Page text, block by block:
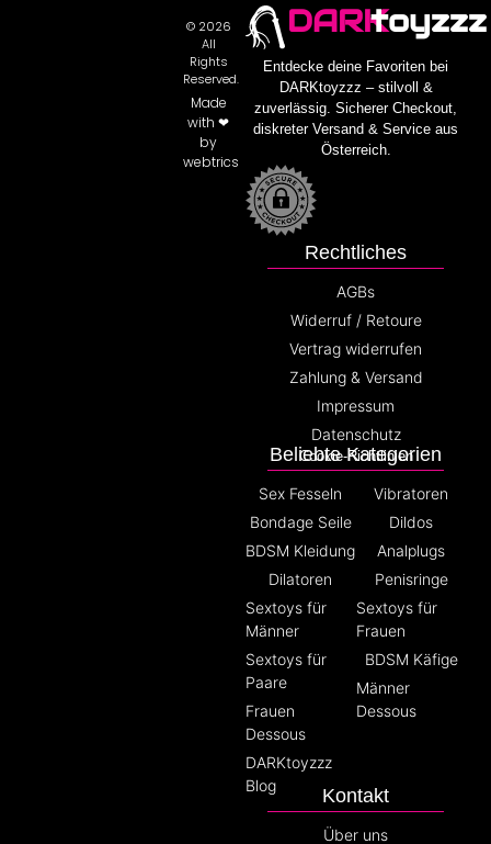
DARKtoyzzz
Entdecke deine Favoriten bei
DARKtoyzzz – stilvoll &
zuverlässig. Sicherer Checkout,
diskreter Versand & Service aus
Österreich.
Beliebte Kategorien
Sex Fesseln
Bondage Seile
BDSM Kleidung
Dilatoren
Sextoys für
Männer
Sextoys für
Paare
Frauen
Dessous
DARKtoyzzz
Blog
Vibratoren
Dildos
Analplugs
Penisringe
Sextoys für
Frauen
BDSM Käfige
Männer
Dessous
Rechtliches
AGBs
Widerruf / Retoure
Vertrag widerrufen
Zahlung & Versand
Impressum
Datenschutz
Cookie-Richtlinien
Kontakt
Über uns
© 2026
All
Rights
Reserved.
Made
with ❤
by
webtrics